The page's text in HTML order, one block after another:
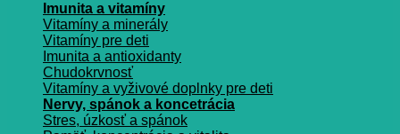
Imunita a vitamíny
Vitamíny a minerály
Vitamíny pre deti
Imunita a antioxidanty
Chudokrvnosť
Vitamíny a vyživové doplnky pre deti
Nervy, spánok a koncetrácia
Stres, úzkosť a spánok